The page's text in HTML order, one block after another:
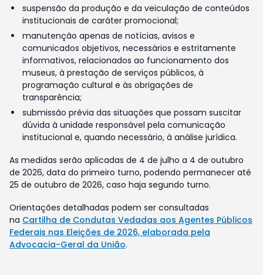
suspensão da produção e da veiculação de conteúdos
institucionais de caráter promocional;
manutenção apenas de notícias, avisos e
comunicados objetivos, necessários e estritamente
informativos, relacionados ao funcionamento dos
museus, à prestação de serviços públicos, à
programação cultural e às obrigações de
transparência;
submissão prévia das situações que possam suscitar
dúvida à unidade responsável pela comunicação
institucional e, quando necessário, à análise jurídica.
As medidas serão aplicadas de 4 de julho a 4 de outubro
de 2026, data do primeiro turno, podendo permanecer até
25 de outubro de 2026, caso haja segundo turno.
Orientações detalhadas podem ser consultadas
na Cartilha de Condutas Vedadas aos Agentes Públicos
Federais nas Eleições de 2026, elaborada pela
Advocacia-Geral da União.